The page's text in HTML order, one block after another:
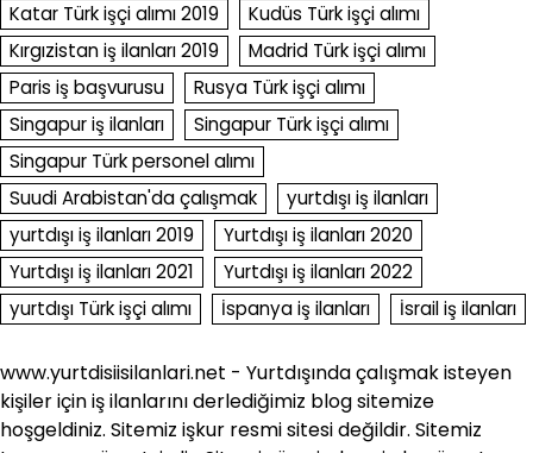
Katar Türk işçi alımı 2019
Kudüs Türk işçi alımı
Kırgızistan iş ilanları 2019
Madrid Türk işçi alımı
Paris iş başvurusu
Rusya Türk işçi alımı
Singapur iş ilanları
Singapur Türk işçi alımı
Singapur Türk personel alımı
Suudi Arabistan'da çalışmak
yurtdışı iş ilanları
yurtdışı iş ilanları 2019
Yurtdışı iş ilanları 2020
Yurtdışı iş ilanları 2021
Yurtdışı iş ilanları 2022
yurtdışı Türk işçi alımı
İspanya iş ilanları İsrail iş ilanları
www.yurtdisiisilanlari.net - Yurtdışında çalışmak isteyen
kişiler için iş ilanlarını derlediğimiz blog sitemize
hoşgeldiniz. Sitemiz işkur resmi sitesi değildir. Sitemiz